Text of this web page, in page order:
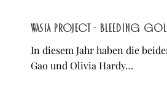
Wasia Project - Bleeding
In diesem Jahr haben die
Gao und Olivia Hardy…